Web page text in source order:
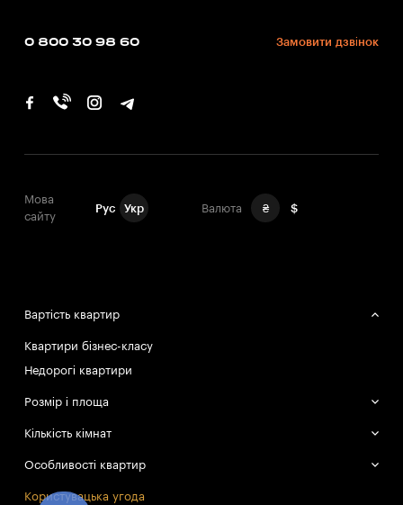
0 800 30 98 60 Замовити дзвінок
Мова
сайту
Рус Укр Валюта ₴ $
Вартість квартир
Квартири бізнес-класу
Недорогі квартири
Розмір і площа
Великі квартири
Маленькі квартири
Кількість кімнат
Однокімнатні квартири
Двокімнатні квартири
Особливості квартир
Смарт-квартири
Користувацька угода